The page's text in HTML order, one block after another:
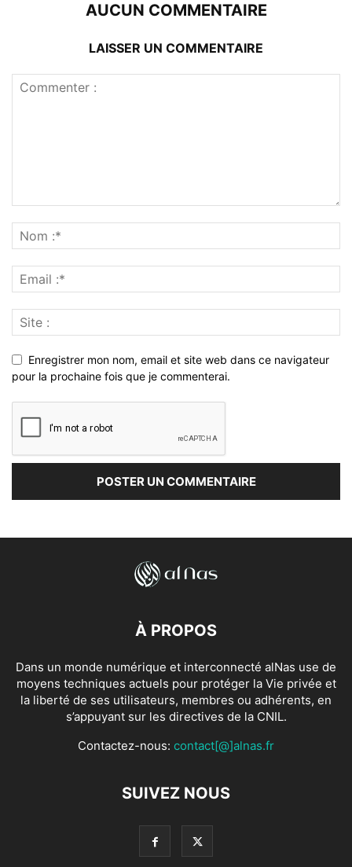
AUCUN COMMENTAIRE
LAISSER UN COMMENTAIRE
Enregistrer mon nom, email et site web dans ce navigateur
pour la prochaine fois que je commenterai.
À PROPOS
Dans un monde numérique et interconnecté alNas use de
moyens techniques actuels pour protéger la Vie privée et
la liberté de ses utilisateurs, membres ou adhérents, en
s’appuyant sur les directives de la CNIL.
Contactez-nous: contact[@]alnas.fr
SUIVEZ NOUS